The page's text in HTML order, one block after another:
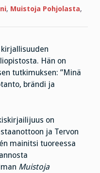
, Muistoja Pohjolasta,
Hän on
tutkimuksen: ”Minä
brändi ja
on
ja Tervon
mainitsi tuoreessa
Muistoja